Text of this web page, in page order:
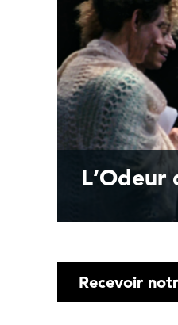
L’Odeur
Recevoir